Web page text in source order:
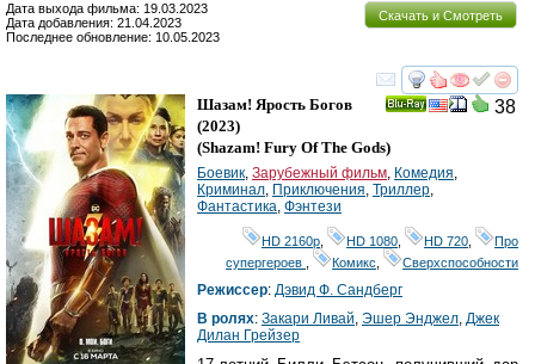
Скачать и Смотреть
Дата выхода фильма: 19.03.2023
Дата добавления: 21.04.2023
Последнее обновление: 10.05.2023
смотреть
38
Шазам! Ярость Богов
(2023)
(Shazam! Fury Of The Gods)
Боевик, Зарубежный фильм, Комедия,
Криминал, Приключения, Триллер,
Фантастика, Фэнтези
HD 2160р HD 1080 HD 720
Про
супергероев
Комикс Сверхспособности
Режиссер: Дэвид Ф. Сандберг
В ролях: Закари Ливай, Эшер Энджел, Джек
Дилан Грейзер